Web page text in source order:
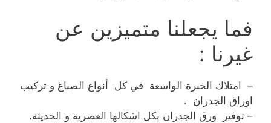
فما يجعلنا متميزين عن
غيرنا :
– امتلاك الخبرة الواسعة في كل أنواع الصباغ و تركيب
اوراق الجدران .
– توفير ورق الجدران بكل اشكالها العصرية و الحديثة.